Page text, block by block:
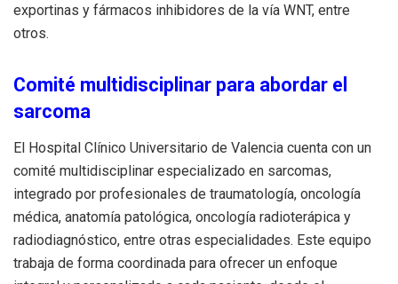
exportinas y fármacos inhibidores de la vía WNT, entre
otros.
Comité multidisciplinar para abordar el
sarcoma
El Hospital Clínico Universitario de Valencia cuenta con un
comité multidisciplinar especializado en sarcomas,
integrado por profesionales de traumatología, oncología
médica, anatomía patológica, oncología radioterápica y
radiodiagnóstico, entre otras especialidades. Este equipo
trabaja de forma coordinada para ofrecer un enfoque